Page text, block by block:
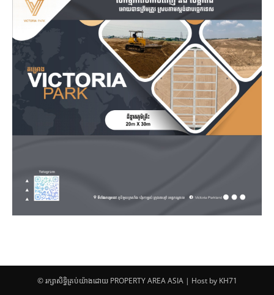
© រក្សាសិទ្ធិគ្រប់យ៉ាងដោយ PROPERTY AREA ASIA | Host by KH71